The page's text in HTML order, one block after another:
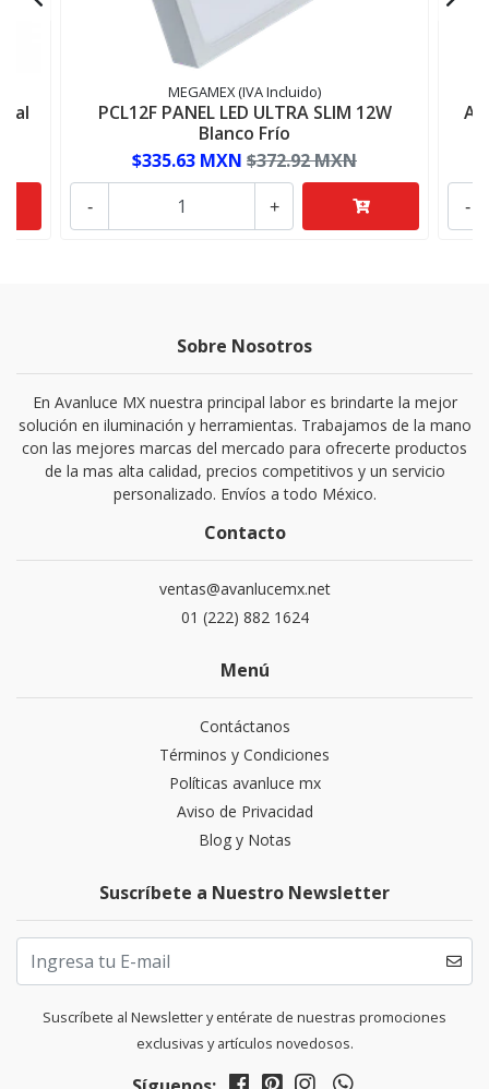
MEGAMEX (IVA Incluido)
PCL12F PANEL LED ULTRA SLIM 12W
Blanco Frío
$335.63 MXN $372.92 MXN
+
- -
Sobre Nosotros
En Avanluce MX nuestra principal labor es brindarte la mejor
solución en iluminación y herramientas. Trabajamos de la mano
con las mejores marcas del mercado para ofrecerte productos
de la mas alta calidad, precios competitivos y un servicio
personalizado. Envíos a todo México.
Contacto
ventas@avanlucemx.net
01 (222) 882 1624
Menú
Contáctanos
Términos y Condiciones
Políticas avanluce mx
Aviso de Privacidad
Blog y Notas
Suscríbete a Nuestro Newsletter
Suscríbete al Newsletter y entérate de nuestras promociones
exclusivas y artículos novedosos.